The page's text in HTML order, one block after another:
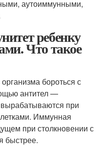
аутоиммунными,
ребенку
Что такое
бороться с
антител —
при
Иммунная
при столкновении с
быстрее.